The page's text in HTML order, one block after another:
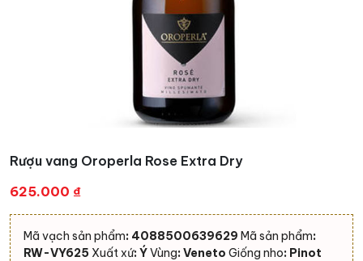
Rượu vang Oroperla Rose Extra Dry
625.000 ₫
Mã vạch sản phẩm: 4088500639629 Mã sản phẩm:
RW-VY625 Xuất xứ: ÝVùng: Veneto Giống nho: Pinot